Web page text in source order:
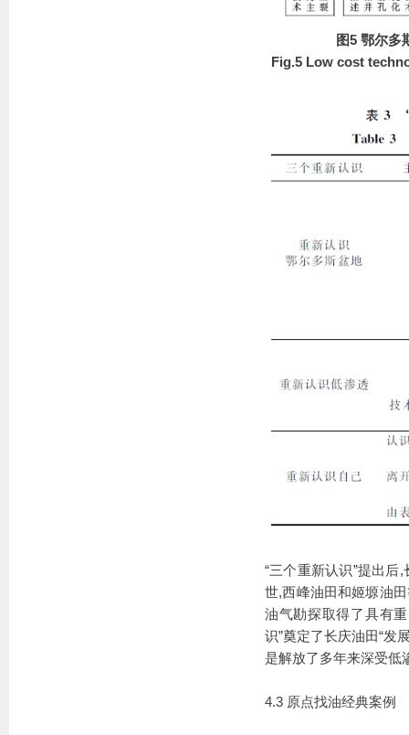
图5 鄂尔多
Fig.5 Low cost
“三个重新认识”提出
世,西峰油田和姬塬油
油气勘探取得了具有
识”奠定了长庆油田“发
是解放了多年来深受低
4.3 原点找油经典案例